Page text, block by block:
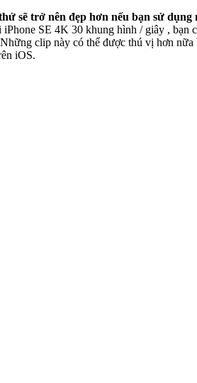
sẽ trở nên đẹp hơn nếu bạn sử
iOS.